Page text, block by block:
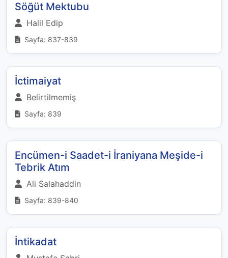
Söğüt Mektubu
Halil Edip
Sayfa: 837-839
İctimaiyat
Belirtilmemiş
Sayfa: 839
Encümen-i Saadet-i İraniyana Meşide-i
Tebrik Atım
Ali Salahaddin
Sayfa: 839-840
İntikadat